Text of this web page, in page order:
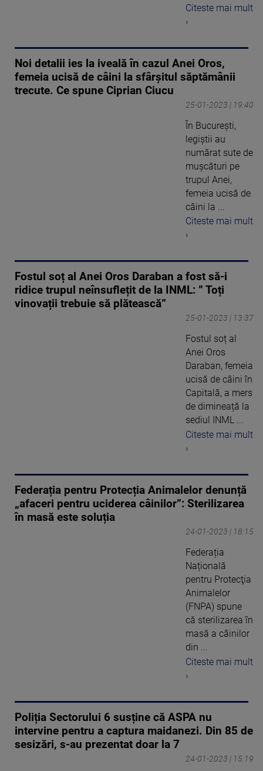
Citeste mai mult
›
Noi detalii ies la iveală în cazul Anei Oros,
femeia ucisă de câini la sfârșitul săptămânii
trecute. Ce spune Ciprian Ciucu
25-01-2023 | 19:40
În București,
legiștii au
numărat sute de
mușcături pe
trupul Anei,
femeia ucisă de
câini la ...
Citeste mai mult
›
Fostul soț al Anei Oros Daraban a fost să-i
ridice trupul neînsuflețit de la INML: ” Toți
vinovații trebuie să plătească”
25-01-2023 | 13:37
Fostul soț al
Anei Oros
Daraban, femeia
ucisă de câini în
Capitală, a mers
de dimineață la
sediul INML ...
Citeste mai mult
›
Federația pentru Protecția Animalelor denunță
„afaceri pentru uciderea câinilor”: Sterilizarea
în masă este soluția
24-01-2023 | 18:15
Federația
Națională
pentru Protecţia
Animalelor
(FNPA) spune
că sterilizarea în
masă a câinilor
din ...
Citeste mai mult
›
Poliția Sectorului 6 susține că ASPA nu
intervine pentru a captura maidanezi. Din 85 de
sesizări, s-au prezentat doar la 7
24-01-2023 | 15:19